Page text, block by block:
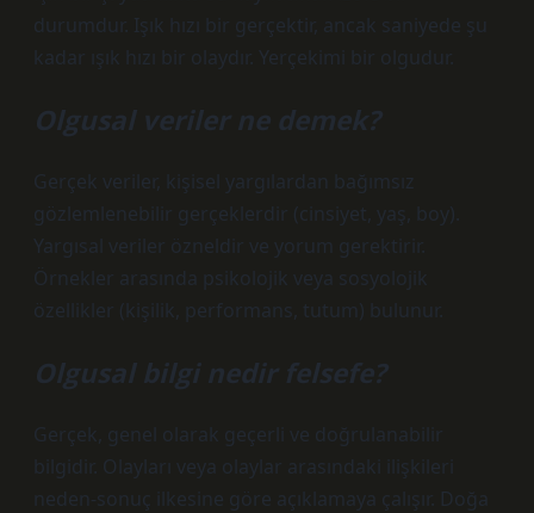
durumdur. Işık hızı bir gerçektir, ancak saniyede şu
kadar ışık hızı bir olaydır. Yerçekimi bir olgudur.
Olgusal veriler ne demek?
Gerçek veriler, kişisel yargılardan bağımsız
gözlemlenebilir gerçeklerdir (cinsiyet, yaş, boy).
Yargısal veriler özneldir ve yorum gerektirir.
Örnekler arasında psikolojik veya sosyolojik
özellikler (kişilik, performans, tutum) bulunur.
Olgusal bilgi nedir felsefe?
Gerçek, genel olarak geçerli ve doğrulanabilir
bilgidir. Olayları veya olaylar arasındaki ilişkileri
neden-sonuç ilkesine göre açıklamaya çalışır. Doğa